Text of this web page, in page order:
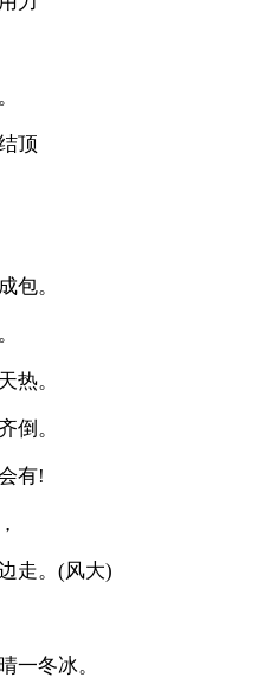
顶
包。
热。
倒。
有!
走。(风大)
一冬冰。